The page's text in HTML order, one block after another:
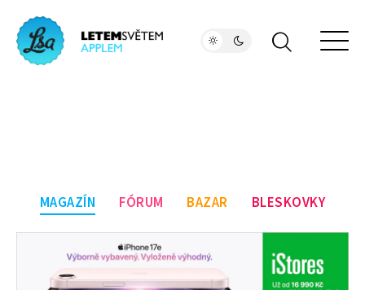
MAGAZÍN FÓRUM BAZAR BLESKOVKY